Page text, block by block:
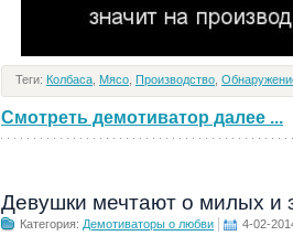
Теги: Колбаса Мясо Производство
Смотреть демотиватор далее ...
Девушки мечтают о милых и
Категория: Демотиваторы о любви 4-02-